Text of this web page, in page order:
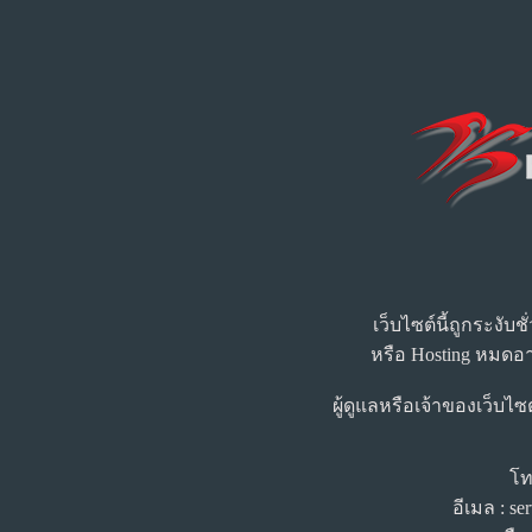
เว็บไซต์นี้ถูกระงับ
หรือ Hosting หมดอ
ผู้ดูแลหรือเจ้าของเว็บ
โ
อีเมล :